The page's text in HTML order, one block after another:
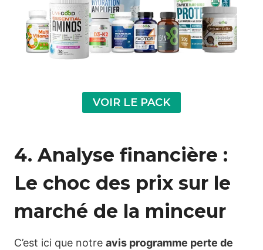
VOIR LE PACK
4. Analyse financière :
Le choc des prix sur le
marché de la minceur
C’est ici que notre avis programme perte de